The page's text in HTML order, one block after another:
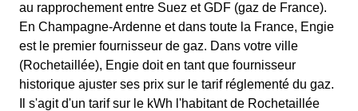
au rapprochement entre Suez et GDF (gaz de France).
En Champagne-Ardenne et dans toute la France, Engie
est le premier fournisseur de gaz. Dans votre ville
(Rochetaillée), Engie doit en tant que fournisseur
historique ajuster ses prix sur le tarif réglementé du gaz.
Il s'agit d'un tarif sur le kWh l'habitant de Rochetaillée